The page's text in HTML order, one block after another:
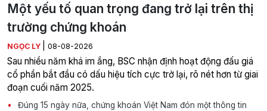
Một yếu tố quan trọng đang trở lại trên thị
trường chứng khoán
NGỌC LY 08-08-2026
Sau nhiều năm khá im ắng, BSC nhận định hoạt động đấu giá
cổ phần bắt đầu có dấu hiệu tích cực trở lại, rõ nét hơn từ giai
đoạn cuối năm 2025.
Đúng 15 ngày nữa, chứng khoán Việt Nam đón một thông tin